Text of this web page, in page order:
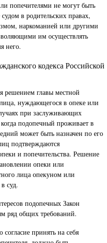
попечителями не могут быть
в родительских правах,
наркоманией или другими
им осуществлять
него.
кодекса Российской
решением главы местной
нуждающегося в опеке или
при заслуживающих
подопечный проживает в
может быть назначен по его
подтверждаются
и попечительства. Решение
опеки или
лица опекуном или
суд.
подопечных Закон
ряд общих требований.
принять на себя